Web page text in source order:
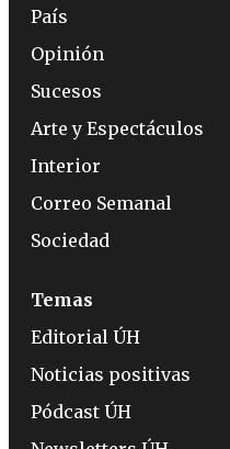
País
Opinión
Sucesos
Arte y Espectáculos
Interior
Correo Semanal
Sociedad
Temas
Editorial ÚH
Noticias positivas
Pódcast ÚH